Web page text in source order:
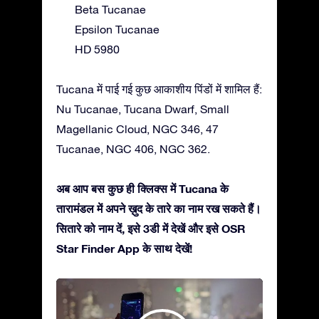
Beta Tucanae
Epsilon Tucanae
HD 5980
Tucana में पाई गई कुछ आकाशीय पिंडों में शामिल हैं:
Nu Tucanae, Tucana Dwarf, Small
Magellanic Cloud, NGC 346, 47
Tucanae, NGC 406, NGC 362.
अब आप बस कुछ ही क्लिक्स में Tucana के
तारामंडल में अपने ख़ुद के तारे का नाम रख सकते हैं।
सितारे को नाम दें, इसे 3डी में देखें और इसे OSR
Star Finder App के साथ देखें!